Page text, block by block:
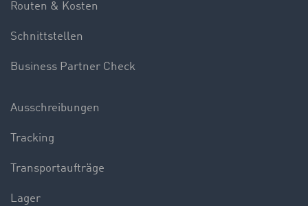
Routen & Kosten
Schnittstellen
Business Partner Check
Ausschreibungen
Tracking
Transportaufträge
Lager